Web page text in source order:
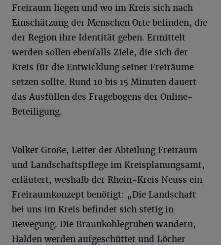
Freiraum liegen und wo im Kreis sich nach
Einschätzung der Menschen Orte befinden, die
der Region ihre Identität geben. Ermittelt
werden sollen ebenfalls Ziele, die sich der
Kreis für die Entwicklung seiner Freiräume
setzen sollte. Rund 10 bis 15 Minuten dauert
das Ausfüllen des Fragebogens der Online-
Beteiligung.
Volker Große, Leiter der Abteilung Freiraum
und Landschaftspflege im Kreisplanungsamt,
erläutert, weshalb der Rhein-Kreis Neuss ein
Freiraumkonzept benötigt: „Die Landschaft
bei uns im Kreis befindet sich stetig in
Bewegung. Die Braunkohlegruben wandern,
Halden werden aufgeschüttet und Löcher